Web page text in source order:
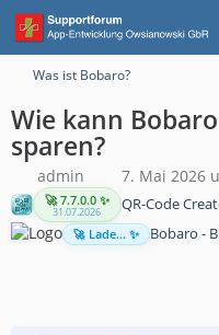
Was ist Bobaro?
Wie kann
sparen?
admin 7. Mai 2026
🚀 7.7.0.0 ✨
31.07.2026 QR-Code
🚀 Lade... ✨ Bobaro -